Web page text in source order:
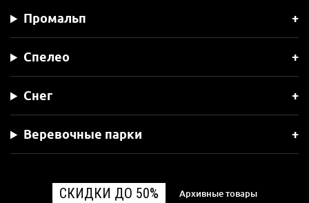
Промальп
Спелео
Снег
Веревочные парки
СКИДКИ ДО 50% Архивные товары